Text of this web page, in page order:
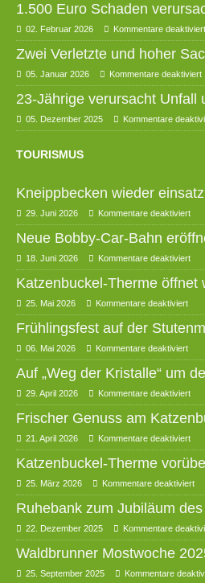
1.500 Euro Schaden
02. Februar 2026 Kommentare deaktiviert
Zwei Verletzte und hoher
05. Januar 2026 Kommentare deaktiviert
23-Jährige verursacht Unfall
05. Dezember 2025 Kommentare
TOURISMUS
Kneippbecken wieder
29. Juni 2026 Kommentare deaktiviert
Neue Bobby-Car-Bahn
18. Juni 2026 Kommentare deaktiviert
Katzenbuckel-Therme öffnet
25. Mai 2026 Kommentare deaktiviert
Frühlingsfest auf der
06. Mai 2026 Kommentare deaktiviert
Auf „Weg der Kristalle“ um
29. April 2026 Kommentare deaktiviert
Frischer Genuss am
21. April 2026 Kommentare deaktiviert
Katzenbuckel-Therme
25. März 2026 Kommentare deaktiviert
Ruhebank zum Jubiläum
22. Dezember 2025 Kommentare
Waldbrunner Mostwoche
25. September 2025 Kommentare